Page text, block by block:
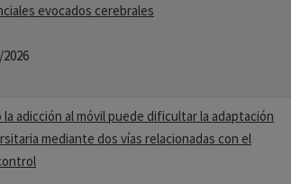
evocados cerebrales
la adicción al móvil puede dificultar la adaptación
mediante dos vías relacionadas con el